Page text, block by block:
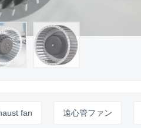
遠心管ファン